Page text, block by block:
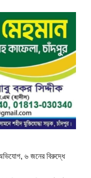
৬ জনের বিরুদ্ধে